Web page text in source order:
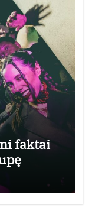
faktai